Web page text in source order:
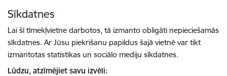
Sīkdatnes
Lai šī tīmekļvietne darbotos, tā izmanto obligāti nepieciešamās
sīkdatnes. Ar Jūsu piekrišanu papildus šajā vietnē var tikt
izmantotas statistikas un sociālo mediju sīkdatnes.
Lūdzu, atzīmējiet savu izvēli: